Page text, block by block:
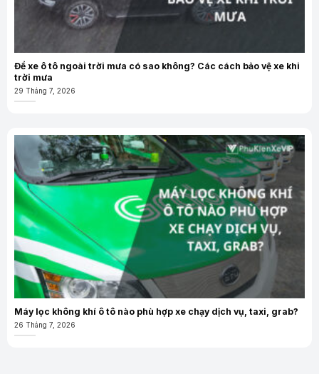
Để xe ô tô ngoài trời mưa có sao không? Các cách bảo vệ xe khi
trời mưa
29 Tháng 7, 2026
Máy lọc không khí ô tô nào phù hợp xe chạy dịch vụ, taxi, grab?
26 Tháng 7, 2026